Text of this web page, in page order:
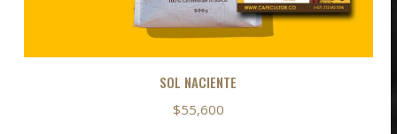
SOL NACIENTE
$55,600